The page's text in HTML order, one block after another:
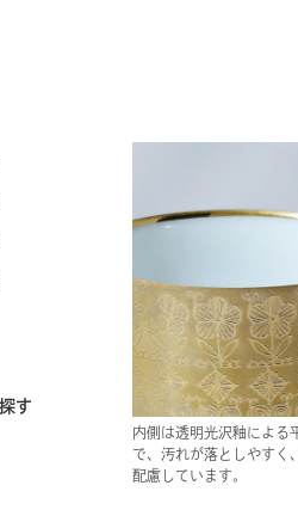
内側は透明光沢釉による
で、汚れが落としやすく
配慮しています。
す